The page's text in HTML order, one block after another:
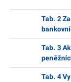
Tab. 2
Tab. 3
Tab. 4